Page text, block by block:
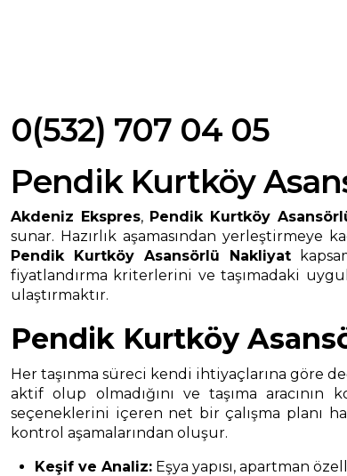
0(532) 707 04 05
Pendik Kurtköy
Akdeniz Ekspres, Pendik Kurtköy
sunar. Hazırlık aşamasından
Pendik Kurtköy Asansörlü Nakliyat
fiyatlandırma kriterlerini ve taşımadaki
ulaştırmaktır.
Pendik Kurtköy
Her taşınma süreci kendi ihtiyaçlarına göre
aktif olup olmadığını ve taşıma aracının
seçeneklerini içeren net bir çalışma planı
kontrol aşamalarından oluşur.
Keşif ve Analiz: Eşya yapısı, apartman